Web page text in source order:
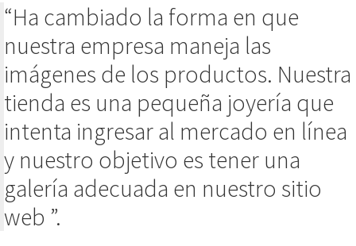
“Ha cambiado la forma en que
nuestra empresa maneja las
imágenes de los productos. Nuestra
tienda es una pequeña joyería que
intenta ingresar al mercado en línea
y nuestro objetivo es tener una
galería adecuada en nuestro sitio
web ”.